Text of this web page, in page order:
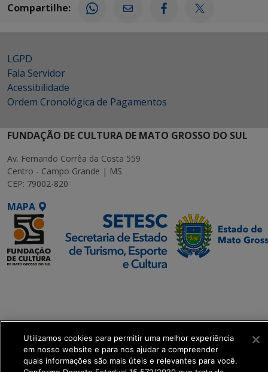
Compartilhe:
LGPD
Fala Servidor
Acessibilidade
Ordem Cronológica de Pagamentos
FUNDAÇÃO DE CULTURA DE MATO GROSSO DO SUL
Av. Fernando Corrêa da Costa 559
Centro - Campo Grande | MS
CEP: 79002-820
MAPA
get_footer();
Utilizamos cookies para permitir uma melhor experiência
em nosso website e para nos ajudar a compreender
quais informações são mais úteis e relevantes para você.